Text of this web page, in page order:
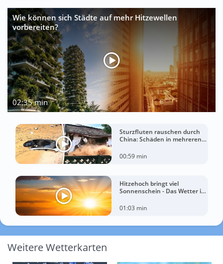
Wie können sich Städte auf mehr Hitzewellen
vorbereiten?
02:35 min
Sturzfluten rauschen durch
China: Schäden in mehreren
00:59 min
Hitzehoch bringt viel
Sonnenschein - Das Wetter in
01:03 min
Weitere Wetterkarten